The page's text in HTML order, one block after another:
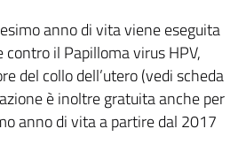
anno di vita viene eseguita
il Papilloma virus HPV,
del collo dell’utero (vedi scheda
è inoltre gratuita anche per
anno di vita a partire dal 2017